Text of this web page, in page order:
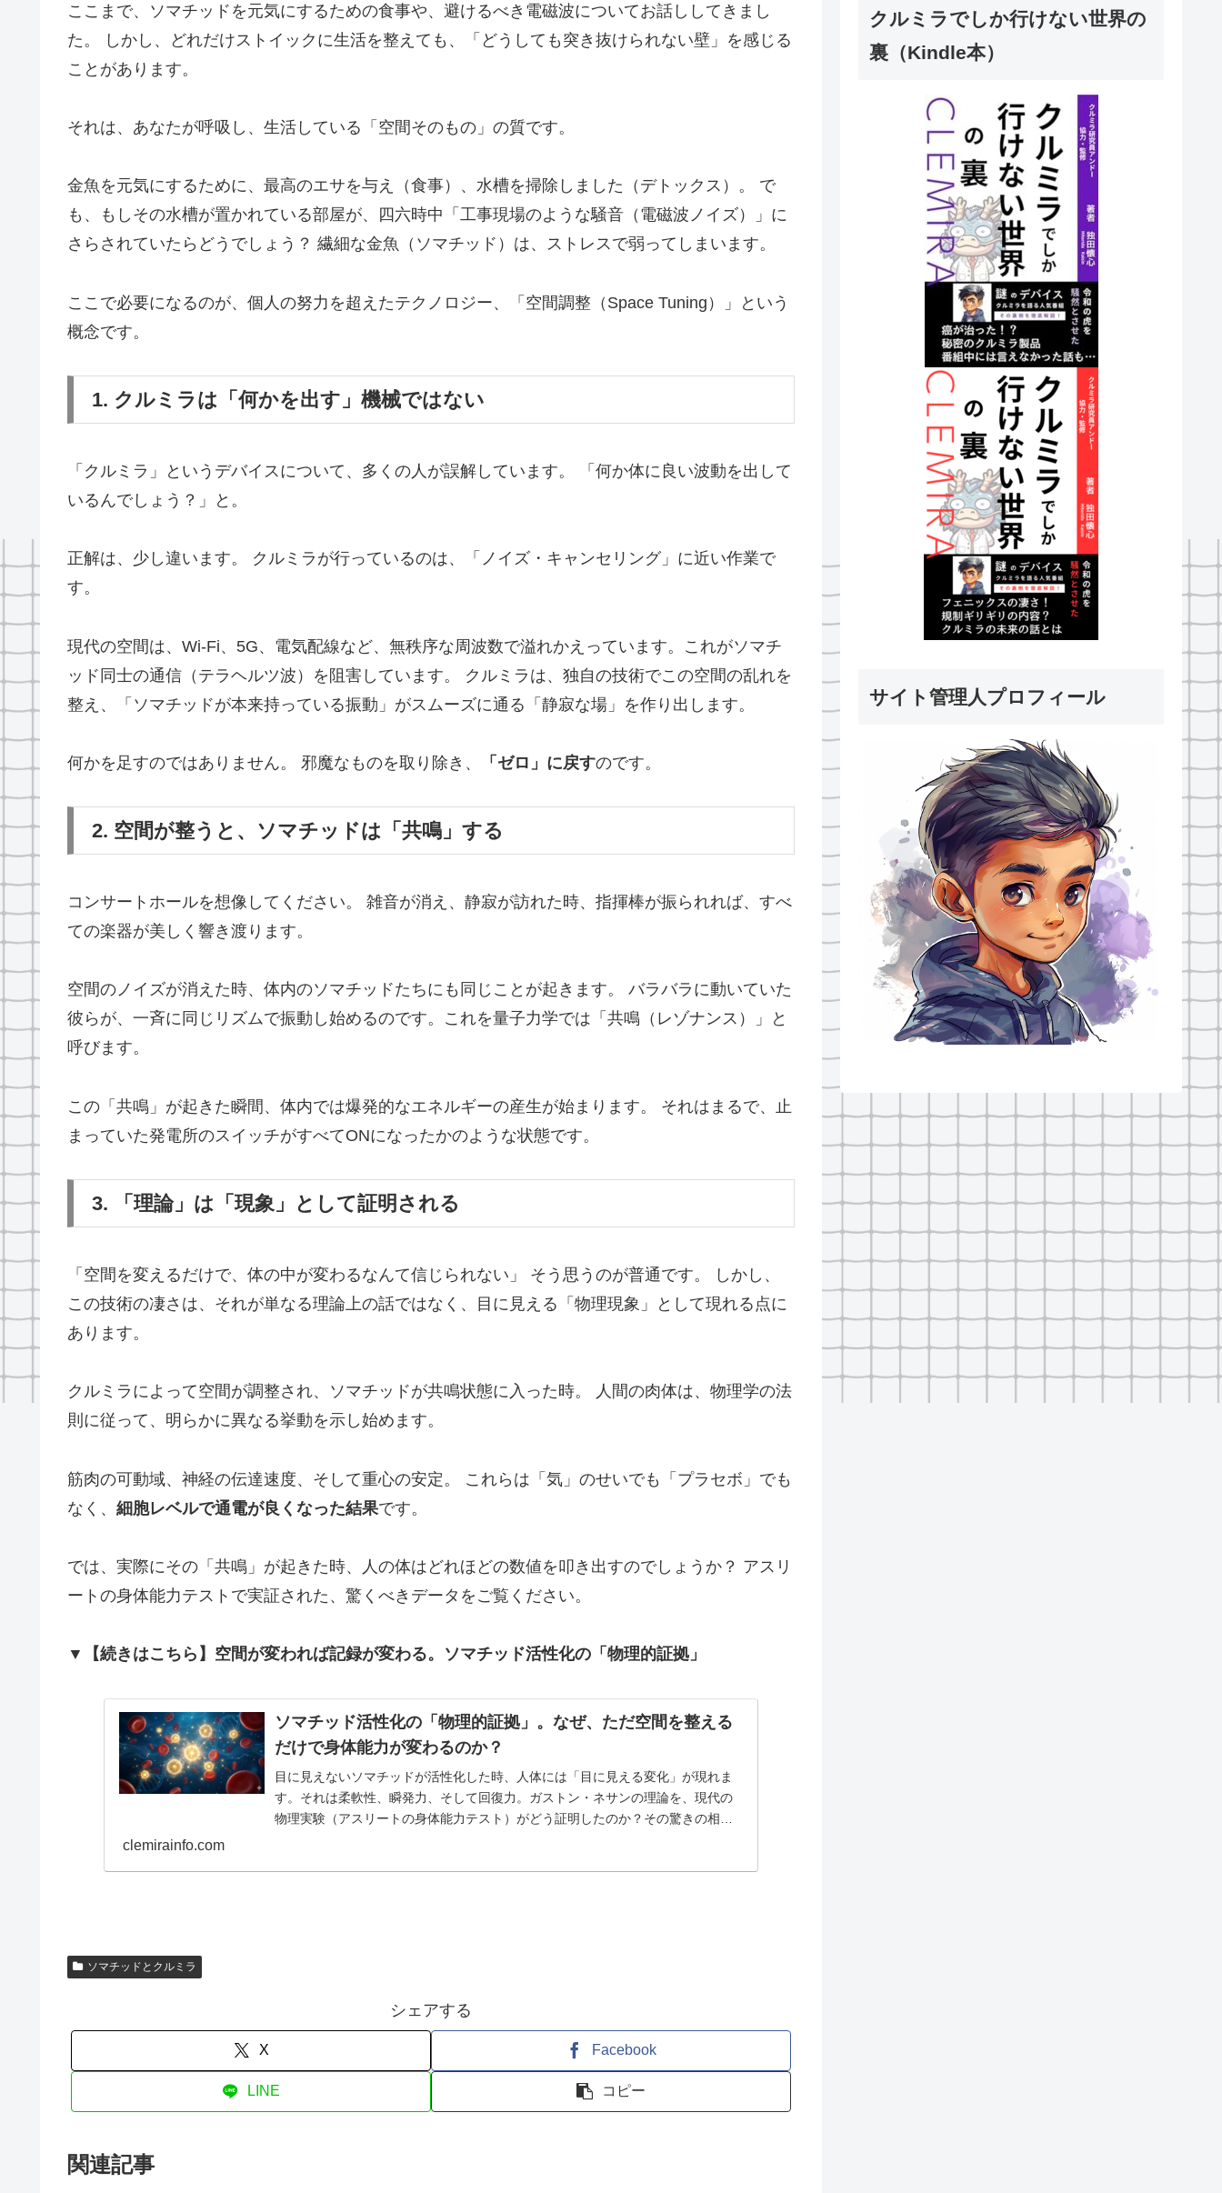
ここまで、ソマチッドを元気にするための食事や、避けるべき電磁波についてお話ししてきまし
た。 しかし、どれだけストイックに生活を整えても、「どうしても突き抜けられない壁」を感じる
ことがあります。
それは、あなたが呼吸し、生活している「空間そのもの」の質です。
金魚を元気にするために、最高のエサを与え（食事）、水槽を掃除しました（デトックス）。 で
も、もしその水槽が置かれている部屋が、四六時中「工事現場のような騒音（電磁波ノイズ）」に
さらされていたらどうでしょう？ 繊細な金魚（ソマチッド）は、ストレスで弱ってしまいます。
ここで必要になるのが、個人の努力を超えたテクノロジー、「空間調整（Space Tuning）」という
概念です。
1. クルミラは「何かを出す」機械ではない
「クルミラ」というデバイスについて、多くの人が誤解しています。 「何か体に良い波動を出して
いるんでしょう？」と。
正解は、少し違います。 クルミラが行っているのは、「ノイズ・キャンセリング」に近い作業で
す。
現代の空間は、Wi-Fi、5G、電気配線など、無秩序な周波数で溢れかえっています。これがソマチ
ッド同士の通信（テラヘルツ波）を阻害しています。 クルミラは、独自の技術でこの空間の乱れを
整え、「ソマチッドが本来持っている振動」がスムーズに通る「静寂な場」を作り出します。
何かを足すのではありません。 邪魔なものを取り除き、 「ゼロ」に戻すのです。
2. 空間が整うと、ソマチッドは「共鳴」する
コンサートホールを想像してください。 雑音が消え、静寂が訪れた時、指揮棒が振られれば、すべ
ての楽器が美しく響き渡ります。
空間のノイズが消えた時、体内のソマチッドたちにも同じことが起きます。 バラバラに動いていた
彼らが、一斉に同じリズムで振動し始めるのです。これを量子力学では「共鳴（レゾナンス）」と
呼びます。
この「共鳴」が起きた瞬間、体内では爆発的なエネルギーの産生が始まります。 それはまるで、止
まっていた発電所のスイッチがすべてONになったかのような状態です。
3. 「理論」は「現象」として証明される
「空間を変えるだけで、体の中が変わるなんて信じられない」 そう思うのが普通です。 しかし、
この技術の凄さは、それが単なる理論上の話ではなく、目に見える「物理現象」として現れる点に
あります。
クルミラによって空間が調整され、ソマチッドが共鳴状態に入った時。 人間の肉体は、物理学の法
則に従って、明らかに異なる挙動を示し始めます。
筋肉の可動域、神経の伝達速度、そして重心の安定。 これらは「気」のせいでも「プラセボ」でも
なく、 細胞レベルで通電が良くなった結果です。
では、実際にその「共鳴」が起きた時、人の体はどれほどの数値を叩き出すのでしょうか？ アスリ
ートの身体能力テストで実証された、驚くべきデータをご覧ください。
▼【続きはこちら】空間が変われば記録が変わる。ソマチッド活性化の「物理的証拠」
ソマチッド活性化の「物理的証拠」。なぜ、ただ空間を整える
だけで身体能力が変わるのか？
目に見えないソマチッドが活性化した時、人体には「目に見える変化」が現れま
す。それは柔軟性、瞬発力、そして回復力。ガストン・ネサンの理論を、現代の
物理実験（アスリートの身体能力テスト）がどう証明したのか？その驚きの相関
clemirainfo.com
ソマチッドとクルミラ
シェアする
X Facebook
LINE コピー
関連記事
クルミラでしか行けない世界の
裏（Kindle本）
サイト管理人プロフィール